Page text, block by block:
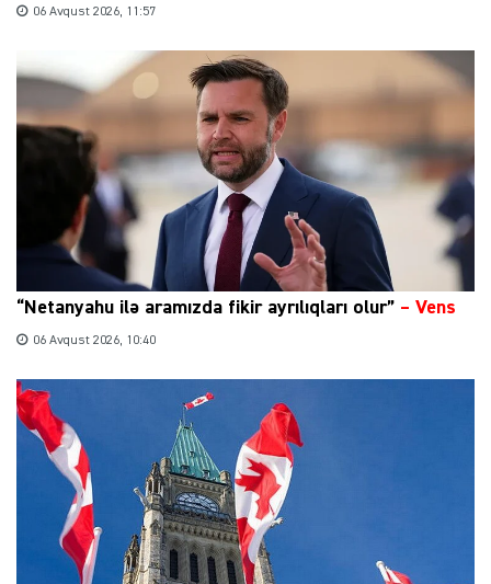
06 Avqust 2026, 11:57
“Netanyahu ilə aramızda fikir ayrılıqları olur” – Vens
06 Avqust 2026, 10:40